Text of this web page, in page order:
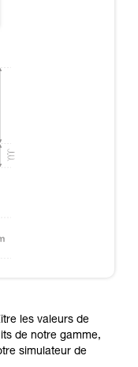
les valeurs de
de notre gamme,
simulateur de